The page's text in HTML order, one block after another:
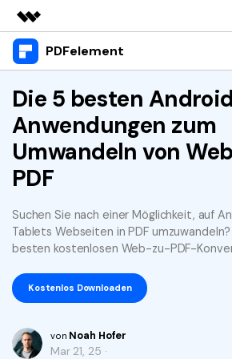
Top-Produkte
Dienstprogramme
Business
Überblick
Lösungen
Über uns
Presseraum
Shop
Support
PDFelement
Produkte
Desktop
PDFelement für Windows
Mobile App
PDFelement für Android
Cloud
Lösungen
Benutzer im Bildungswesen
PDF kommentieren
PDF kombinieren
Ressourcen
Heiße Themen
Top PDF-Software
How-Tos
Mac-Software
OCR PDF Tipps
Business
KMU von 1-10p
10p+ Unternehmen
Die 5 besten
Anwendungen zum
Umwandeln von
PDF
Suchen Sie nach einer Möglichkeit, auf
Tablets Webseiten in PDF
besten kostenlosen Web-zu-PDF-
Kostenlos Downloaden
von Noah Hofer
Mar 21, 25 ·